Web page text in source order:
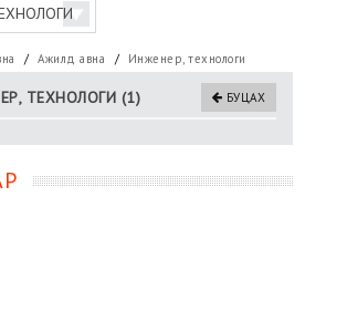
Ажилд авна Инженер, технологи
ТЕХНОЛОГИ (1) БУЦАХ